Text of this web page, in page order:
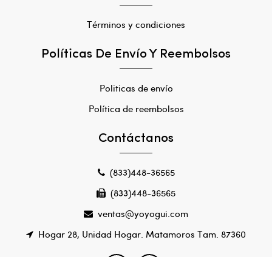
Términos y condiciones
Políticas De Envío Y Reembolsos
Politicas de envío
Política de reembolsos
Contáctanos
(833)448-36565
(833)448-36565
ventas@yoyogui.com
Hogar 28, Unidad Hogar. Matamoros Tam. 87360